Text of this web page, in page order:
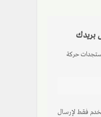
بريدك
حركة
فقط لإرسال